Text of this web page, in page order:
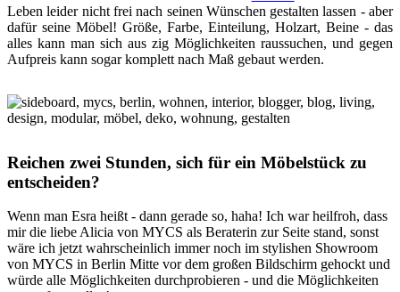
Leben leider nicht frei nach seinen Wünschen gestalten lassen - aber
dafür seine Möbel! Größe, Farbe, Einteilung, Holzart, Beine - das
alles kann man sich aus zig Möglichkeiten raussuchen, und gegen
Aufpreis kann sogar komplett nach Maß gebaut werden.
Reichen zwei Stunden, sich für ein Möbelstück zu
entscheiden?
Wenn man Esra heißt - dann gerade so, haha! Ich war heilfroh, dass
mir die liebe Alicia von MYCS als Beraterin zur Seite stand, sonst
wäre ich jetzt wahrscheinlich immer noch im stylishen Showroom
von MYCS in Berlin Mitte vor dem großen Bildschirm gehockt und
würde alle Möglichkeiten durchprobieren - und die Möglichkeiten